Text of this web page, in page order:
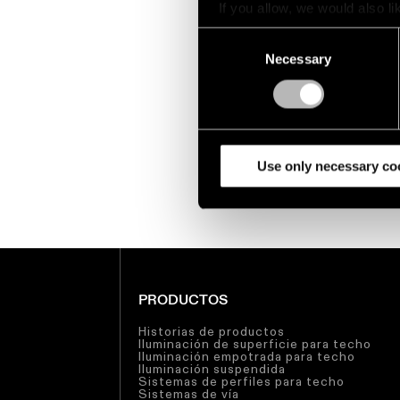
If you allow, we would also
Collect information
Identify your device
Find out more about how
analyze our traffic. We also
partners.
Necessary
Use only necessary
cualquier momento si ya no
PRODUCTOS
Historias de productos
Iluminación de superficie para techo
Iluminación empotrada para techo
Iluminación suspendida
Sistemas de perfiles para techo
Sistemas de vía